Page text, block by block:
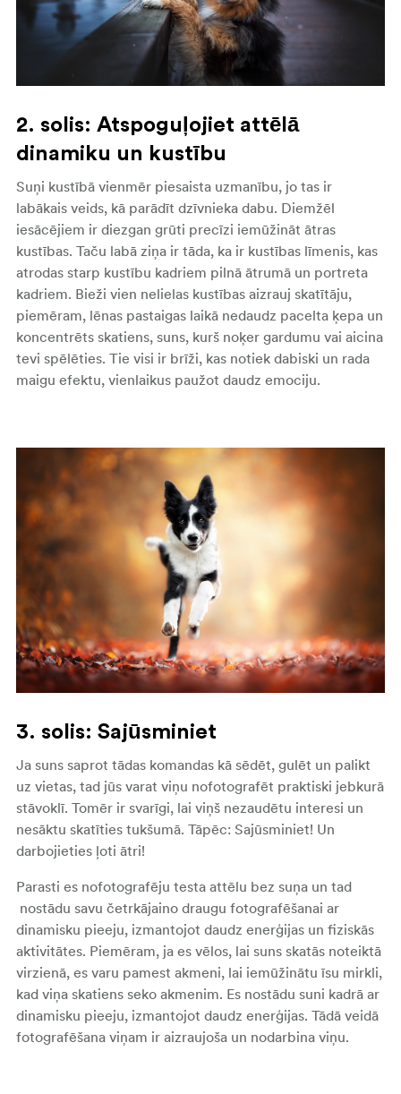
2. solis: Atspoguļojiet attēlā
dinamiku un kustību
Suņi kustībā vienmēr piesaista uzmanību, jo tas ir
labākais veids, kā parādīt dzīvnieka dabu. Diemžēl
iesācējiem ir diezgan grūti precīzi iemūžināt ātras
kustības. Taču labā ziņa ir tāda, ka ir kustības līmenis, kas
atrodas starp kustību kadriem pilnā ātrumā un portreta
kadriem. Bieži vien nelielas kustības aizrauj skatītāju,
piemēram, lēnas pastaigas laikā nedaudz pacelta ķepa un
koncentrēts skatiens, suns, kurš noķer gardumu vai aicina
tevi spēlēties. Tie visi ir brīži, kas notiek dabiski un rada
maigu efektu, vienlaikus paužot daudz emociju.
3. solis: Sajūsminiet
Ja suns saprot tādas komandas kā sēdēt, gulēt un palikt
uz vietas, tad jūs varat viņu nofotografēt praktiski jebkurā
stāvoklī. Tomēr ir svarīgi, lai viņš nezaudētu interesi un
nesāktu skatīties tukšumā. Tāpēc: Sajūsminiet! Un
darbojieties ļoti ātri!
Parasti es nofotografēju testa attēlu bez suņa un tad
nostādu savu četrkājaino draugu fotografēšanai ar
dinamisku pieeju, izmantojot daudz enerģijas un fiziskās
aktivitātes. Piemēram, ja es vēlos, lai suns skatās noteiktā
virzienā, es varu pamest akmeni, lai iemūžinātu īsu mirkli,
kad viņa skatiens seko akmenim. Es nostādu suni kadrā ar
dinamisku pieeju, izmantojot daudz enerģijas. Tādā veidā
fotografēšana viņam ir aizraujoša un nodarbina viņu.